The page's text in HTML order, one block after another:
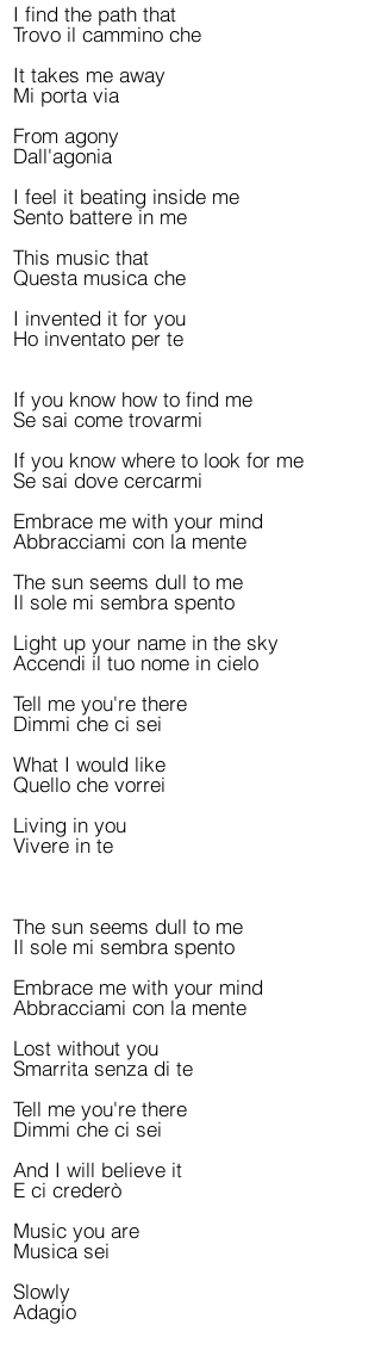
I find the path that
Trovo il cammino che
It takes me away
Mi porta via
From agony
Dall'agonia
I feel it beating inside me
Sento battere in me
This music that
Questa musica che
I invented it for you
Ho inventato per te
If you know how to find me
Se sai come trovarmi
If you know where to look for me
Se sai dove cercarmi
Embrace me with your mind
Abbracciami con la mente
The sun seems dull to me
Il sole mi sembra spento
Light up your name in the sky
Accendi il tuo nome in cielo
Tell me you're there
Dimmi che ci sei
What I would like
Quello che vorrei
Living in you
Vivere in te
The sun seems dull to me
Il sole mi sembra spento
Embrace me with your mind
Abbracciami con la mente
Lost without you
Smarrita senza di te
Tell me you're there
Dimmi che ci sei
And I will believe it
E ci crederò
Music you are
Musica sei
Slowly
Adagio